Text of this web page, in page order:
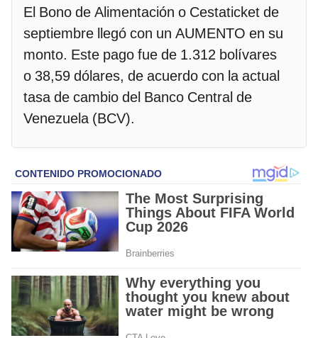
El Bono de Alimentación o Cestaticket de
septiembre llegó con un AUMENTO en su
monto. Este pago fue de 1.312 bolívares
o 38,59 dólares, de acuerdo con la actual
tasa de cambio del Banco Central de
Venezuela (BCV).